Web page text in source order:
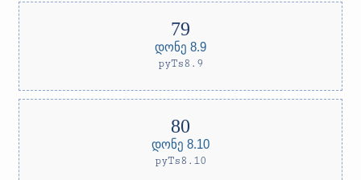
დონე 8.9
pyTs8.9
დონე 8.10
pyTs8.10